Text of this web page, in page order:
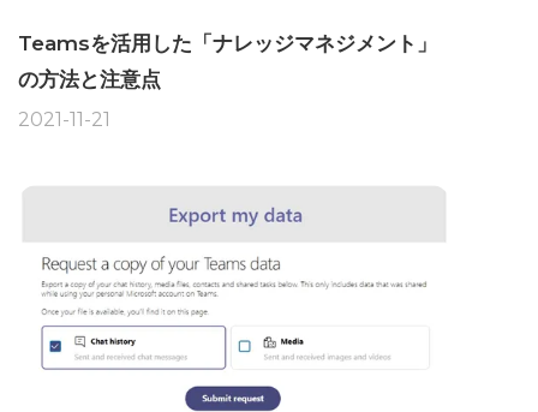
Teamsを活用した「ナレッジマネジメント」
の方法と注意点
2021-11-21